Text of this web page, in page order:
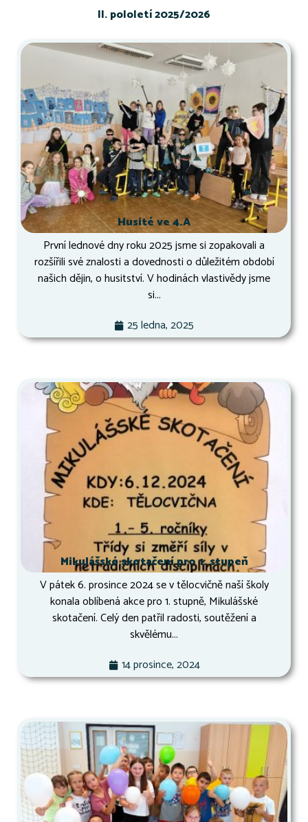
II. pololetí 2025/2026
Husité ve 4.A
První lednové dny roku 2025 jsme si zopakovali a
rozšířili své znalosti a dovednosti o důležitém období
našich dějin, o husitství. V hodinách vlastivědy jsme
si...
25 ledna, 2025
Mikulášské skotačení pro 1. stupeň
V pátek 6. prosince 2024 se v tělocvičně naší školy
konala oblíbená akce pro 1. stupně, Mikulášské
skotačení. Celý den patřil radosti, soutěžení a
skvělému...
14 prosince, 2024